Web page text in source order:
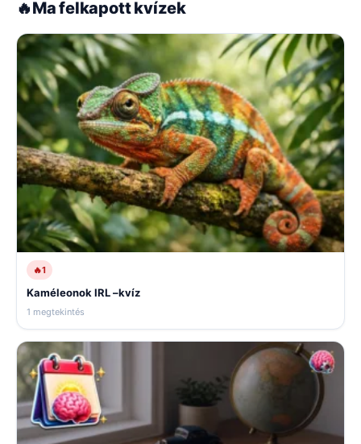
🔥Ma felkapott kvízek
🔥1
Kaméleonok IRL –kvíz
1 megtekintés